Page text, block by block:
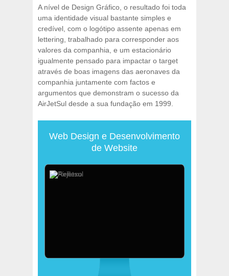
A nível de Design Gráfico, o resultado foi toda
uma identidade visual bastante simples e
credível, com o logótipo assente apenas em
lettering, trabalhado para corresponder aos
valores da companhia, e um estacionário
igualmente pensado para impactar o target
através de boas imagens das aeronaves da
companhia juntamente com factos e
argumentos que demonstram o sucesso da
AirJetSul desde a sua fundação em 1999.
Web Design e Desenvolvimento
de Website